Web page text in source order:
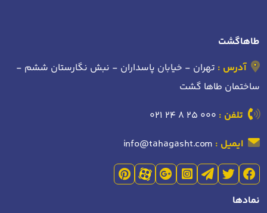
طاهاگشت
آدرس : تهران - خیابان پاسداران - نبش نگارستان ششم -
ساختمان طاها گشت
تلفن : 021 24 8 25 000
ایمیل : info@tahagasht.com
نمادها